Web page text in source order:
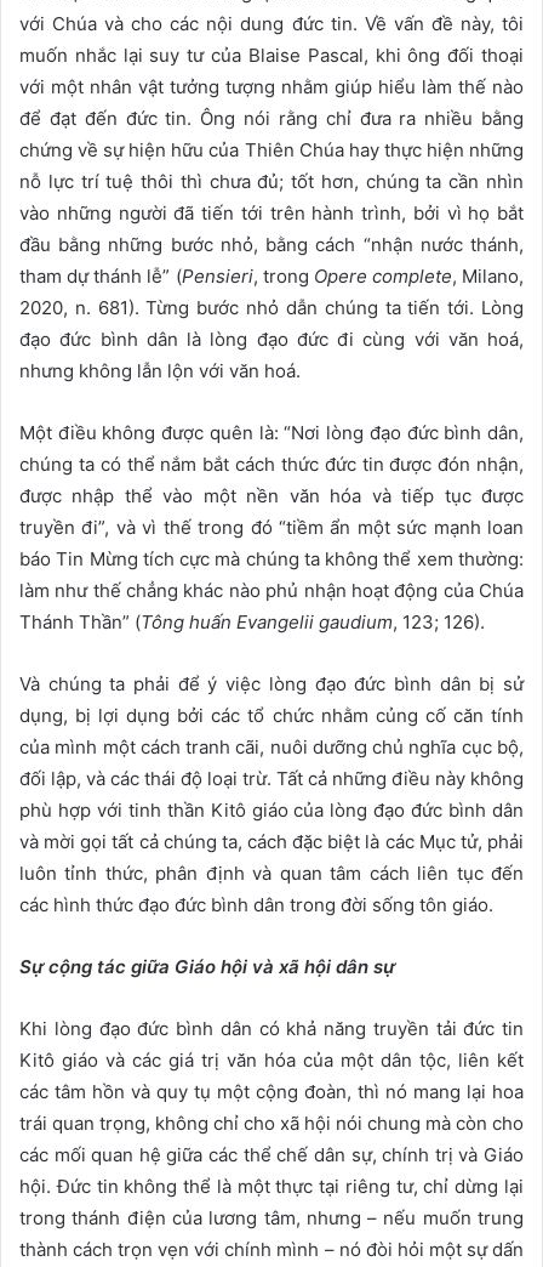
với Chúa và cho các nội dung đức tin. Về vấn đề này, tôi
muốn nhắc lại suy tư của Blaise Pascal, khi ông đối thoại
với một nhân vật tưởng tượng nhằm giúp hiểu làm thế nào
để đạt đến đức tin. Ông nói rằng chỉ đưa ra nhiều bằng
chứng về sự hiện hữu của Thiên Chúa hay thực hiện những
nỗ lực trí tuệ thôi thì chưa đủ; tốt hơn, chúng ta cần nhìn
vào những người đã tiến tới trên hành trình, bởi vì họ bắt
đầu bằng những bước nhỏ, bằng cách “nhận nước thánh,
tham dự thánh lễ” (Pensieri, trong Opere complete, Milano,
2020, n. 681). Từng bước nhỏ dẫn chúng ta tiến tới. Lòng
đạo đức bình dân là lòng đạo đức đi cùng với văn hoá,
nhưng không lẫn lộn với văn hoá.
Một điều không được quên là: “Nơi lòng đạo đức bình dân,
chúng ta có thể nắm bắt cách thức đức tin được đón nhận,
được nhập thể vào một nền văn hóa và tiếp tục được
truyền đi”, và vì thế trong đó “tiềm ẩn một sức mạnh loan
báo Tin Mừng tích cực mà chúng ta không thể xem thường:
làm như thế chẳng khác nào phủ nhận hoạt động của Chúa
Thánh Thần” (Tông huấn Evangelii gaudium, 123; 126).
Và chúng ta phải để ý việc lòng đạo đức bình dân bị sử
dụng, bị lợi dụng bởi các tổ chức nhằm củng cố căn tính
của mình một cách tranh cãi, nuôi dưỡng chủ nghĩa cục bộ,
đối lập, và các thái độ loại trừ. Tất cả những điều này không
phù hợp với tinh thần Kitô giáo của lòng đạo đức bình dân
và mời gọi tất cả chúng ta, cách đặc biệt là các Mục tử, phải
luôn tỉnh thức, phân định và quan tâm cách liên tục đến
các hình thức đạo đức bình dân trong đời sống tôn giáo.
Sự cộng tác giữa Giáo hội và xã hội dân sự
Khi lòng đạo đức bình dân có khả năng truyền tải đức tin
Kitô giáo và các giá trị văn hóa của một dân tộc, liên kết
các tâm hồn và quy tụ một cộng đoàn, thì nó mang lại hoa
trái quan trọng, không chỉ cho xã hội nói chung mà còn cho
các mối quan hệ giữa các thể chế dân sự, chính trị và Giáo
hội. Đức tin không thể là một thực tại riêng tư, chỉ dừng lại
trong thánh điện của lương tâm, nhưng – nếu muốn trung
thành cách trọn vẹn với chính mình – nó đòi hỏi một sự dấn